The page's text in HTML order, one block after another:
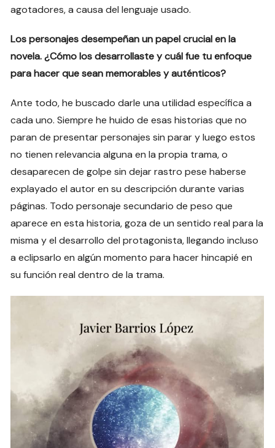
agotadores, a causa del lenguaje usado.
Los personajes desempeñan un papel crucial en la
novela. ¿Cómo los desarrollaste y cuál fue tu enfoque
para hacer que sean memorables y auténticos?
Ante todo, he buscado darle una utilidad específica a
cada uno. Siempre he huido de esas historias que no
paran de presentar personajes sin parar y luego estos
no tienen relevancia alguna en la propia trama, o
desaparecen de golpe sin dejar rastro pese haberse
explayado el autor en su descripción durante varias
páginas. Todo personaje secundario de peso que
aparece en esta historia, goza de un sentido real para la
misma y el desarrollo del protagonista, llegando incluso
a eclipsarlo en algún momento para hacer hincapié en
su función real dentro de la trama.